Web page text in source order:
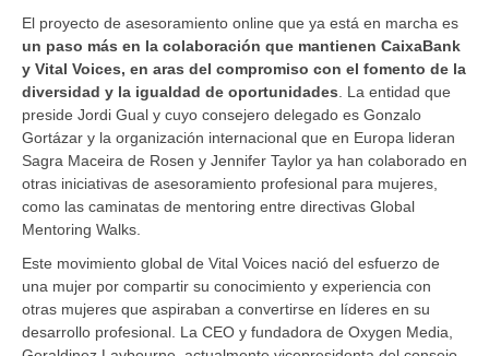
El proyecto de asesoramiento online que ya está en marcha es
un paso más en la colaboración que mantienen CaixaBank
y Vital Voices, en aras del compromiso con el fomento de la
diversidad y la igualdad de oportunidades . La entidad que
preside Jordi Gual y cuyo consejero delegado es Gonzalo
Gortázar y la organización internacional que en Europa lideran
Sagra Maceira de Rosen y Jennifer Taylor ya han colaborado en
otras iniciativas de asesoramiento profesional para mujeres,
como las caminatas de mentoring entre directivas Global
Mentoring Walks.
Este movimiento global de Vital Voices nació del esfuerzo de
una mujer por compartir su conocimiento y experiencia con
otras mujeres que aspiraban a convertirse en líderes en su
desarrollo profesional. La CEO y fundadora de Oxygen Media,